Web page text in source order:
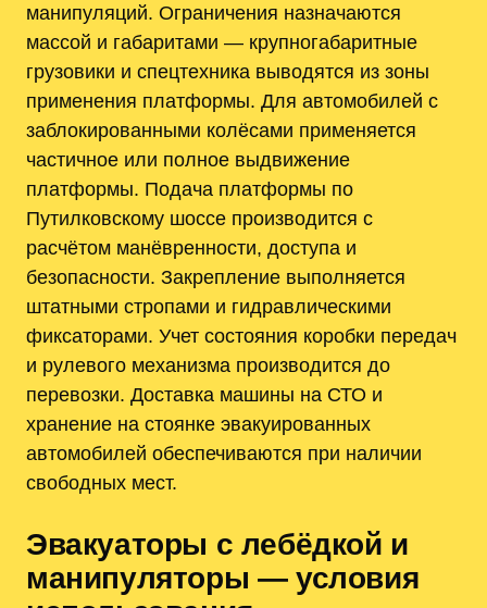
манипуляций. Ограничения назначаются
массой и габаритами — крупногабаритные
грузовики и спецтехника выводятся из зоны
применения платформы. Для автомобилей с
заблокированными колёсами применяется
частичное или полное выдвижение
платформы. Подача платформы по
Путилковскому шоссе производится с
расчётом манёвренности, доступа и
безопасности. Закрепление выполняется
штатными стропами и гидравлическими
фиксаторами. Учет состояния коробки передач
и рулевого механизма производится до
перевозки. Доставка машины на СТО и
хранение на стоянке эвакуированных
автомобилей обеспечиваются при наличии
свободных мест.
Эвакуаторы с лебёдкой и
манипуляторы — условия